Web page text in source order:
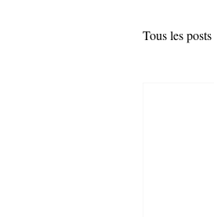
Tous les posts